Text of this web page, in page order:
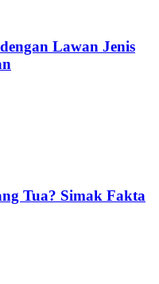
Lawan Jenis
Tua? Simak Fakta